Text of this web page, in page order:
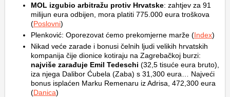
MOL izgubio arbitražu protiv Hrvatske: zahtjev za 91
milijun eura odbijen, mora platiti 775.000 eura troškova
(Poslovni)
Plenković: Oporezovat ćemo prekomjerne marže (Index)
Nikad veće zarade i bonusi čelnih ljudi velikih hrvatskih
kompanija čije dionice kotiraju na Zagrebačkoj burzi:
najviše zarađuje Emil Tedeschi (32,5 tisuće eura bruto),
iza njega Dalibor Ćubela (Zaba) s 31,300 eura… Najveći
bonus isplaćen Marku Remenaru iz Adrisa, 472,300 eura
(Danica)